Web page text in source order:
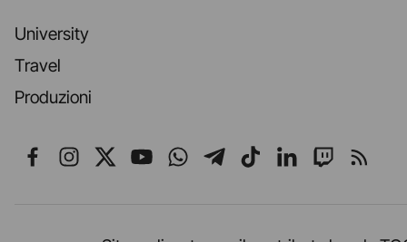
University
Travel
Produzioni
Seguici su Facebook
Seguici su Instagram
Seguici su X
Seguici su YouTube
Seguici su WhatsApp
Seguici su Telegram
Seguici su
Seguici su
Seguici